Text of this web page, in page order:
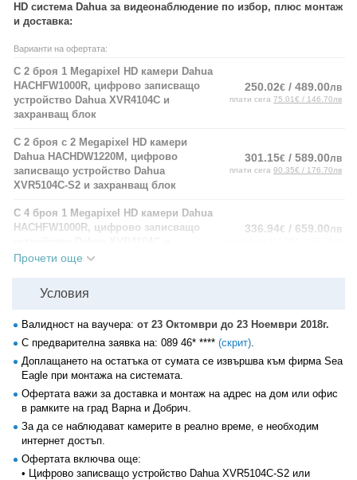
HD система Dahua за видеонаблюдение по избор, плюс монтаж
и доставка:
Варианти на офертата:
С 2 броя 1 Мegapixel HD камери Dahua
HACHFW1000R, цифрово записващо
устройство Dahua XVR4104С и
захранващ блок
250.02€ / 489.00лв
плати сега 75.01€ / 146.70лв
С 2 броя с 2 Мegapixel HD камери
Dahua HACHDW1220М, цифрово
записващо устройство Dahua
XVR5104С-S2 и захранващ блок
301.15€ / 589.00лв
плати сега 90.35€ / 176.70лв
С 4 броя 1 Мegapixel HD камери Dahua
HACHFW1000R, цифрово записващо
захранващ блок
336.94€ / 659.00лв
Dahua HACHDW1220М, цифрово
XVR5104С-S2 и захранващ блок
Офертата включва още:
• Цифрово записващо устройство (според избрания вариант), което
поддържа: HD, IP и аналогови камери, с включена 1TB памет за
над 1 месец Megapixel HD запис;
• Окабеляване до 10м на камера;
• Обучение на клиента за работа със системата.
Всяка камера има вграден мощен инфрачервен прожектор за
наблюдение при пълна тъмнина.
Прочети още
Условия
Валидност на ваучера: от 23 Октомври до 23 Ноември 2018г.
С предварителна заявка на: 089 46* **** (скрит).
Доплащането на остатъка от сумата се извършва към фирма Sea
Eagle при монтажа на системата.
Офертата важи за доставка и монтаж на адрес на дом или офис
в рамките на град Варна и Добрич.
За да се наблюдават камерите в реално време, е необходим
интернет достъп.
Офертата включва още:
• Цифрово записващо устройство Dahua XVR5104С-S2 или